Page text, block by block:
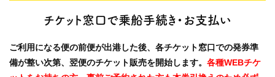
チケット窓口で乗船手続き・お支払い
ご利用になる便の前便が出港した後、各チケット窓口での発券準
備が整い次第、翌便のチケット販売を開始します。 各種WEBチケ